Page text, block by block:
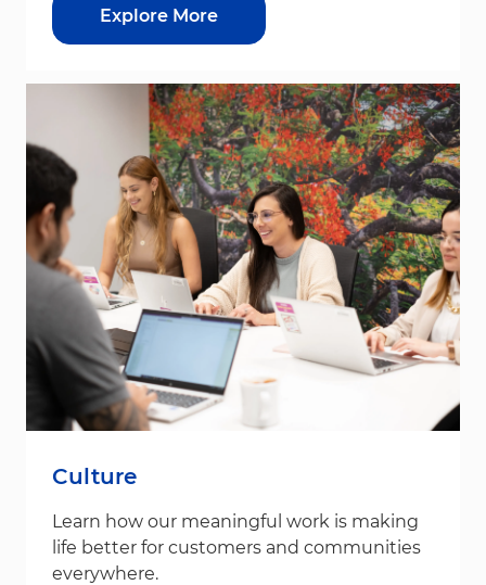
Explore More
Culture
Learn how our meaningful work is making
life better for customers and communities
everywhere.